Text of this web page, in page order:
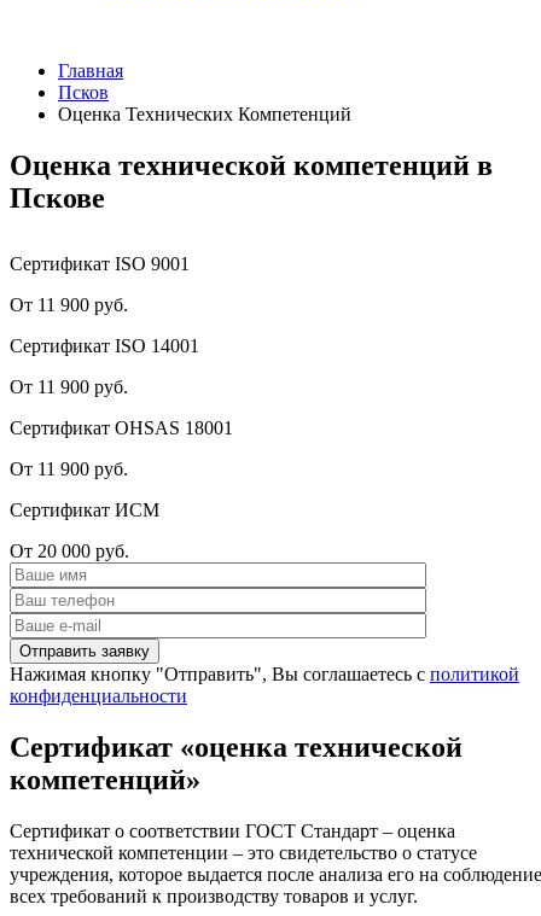
Главная
Псков
Оценка Технических Компетенций
Оценка технической компетенций в
Пскове
Сертификат ISO 9001
От 11 900 руб.
Сертификат ISO 14001
От 11 900 руб.
Сертификат OHSAS 18001
От 11 900 руб.
Сертификат ИСМ
От 20 000 руб.
Нажимая кнопку "Отправить", Вы соглашаетесь с политикой
конфиденциальности
Сертификат «оценка технической
компетенций»
Сертификат о соответствии ГОСТ Стандарт – оценка
технической компетенции – это свидетельство о статусе
учреждения, которое выдается после анализа его на соблюдение
всех требований к производству товаров и услуг.